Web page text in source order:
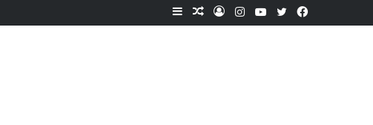
Facebook
X
YouTube
Instagram
Kayıt
Rastgele
Kenar